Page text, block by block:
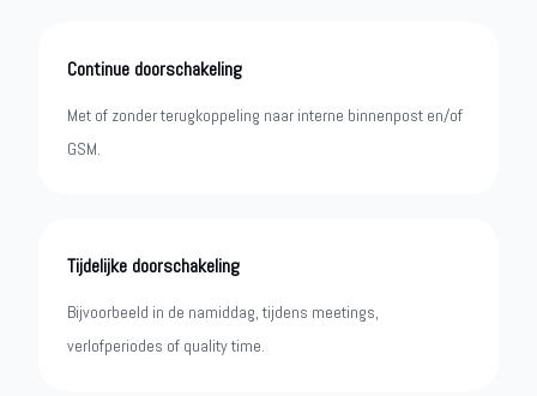
Continue doorschakeling
Met of zonder terugkoppeling naar interne binnenpost en/of
GSM.
Tijdelijke doorschakeling
Bijvoorbeeld in de namiddag, tijdens meetings,
verlofperiodes of quality time.